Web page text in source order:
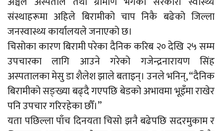
संस्थाहरूमा अहिले बिरामीको चाप निकै बढेको जिल्ला
जनस्वास्थ्य कार्यालयले जनाएको छ।
चिसोका कारण बिरामी परेका दैनिक करिब २० देखि २५ सम्म
उपचारका लागि आउने गरेको गजेन्द्रनारायण सिंह
अस्पतालका मेसु डा शैलेश झाले बताइन्। उनले भनिन्, “दैनिक
बिरामीको सङ्ख्या बढ्दै गएपछि बेडको अभावमा भूइँमा राखेर
पनि उपचार गरिरहेका छौँ।”
यता पछिल्ला पाँच दिनयता चिसो झनै बढेपछि सदरमुकाम र